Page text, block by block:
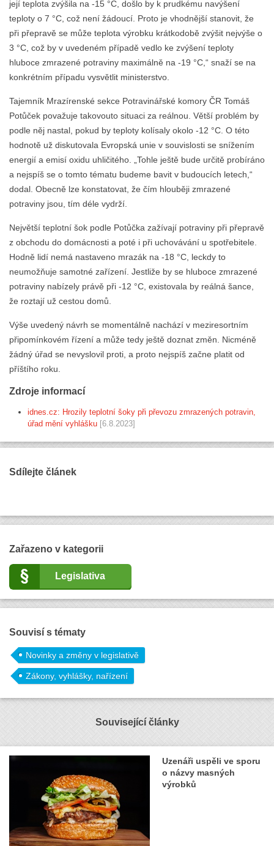
její teplota zvýšila na -15 °C, došlo by k prudkému navýšení
teploty o 7 °C, což není žádoucí. Proto je vhodnější stanovit, že
při přepravě se může teplota výrobku krátkodobě zvýšit nejvýše o
3 °C, což by v uvedeném případě vedlo ke zvýšení teploty
hluboce zmrazené potraviny maximálně na -19 °C,“ snaží se na
konkrétním případu vysvětlit ministerstvo.
Tajemník Mrazírenské sekce Potravinářské komory ČR Tomáš
Potůček považuje takovouto situaci za reálnou. Větší problém by
podle něj nastal, pokud by teploty kolísaly okolo -12 °C. O této
hodnotě už diskutovala Evropská unie v souvislosti se snížením
energií a emisí oxidu uhličitého. „Tohle ještě bude určitě probíráno
a nejspíš se o tomto tématu budeme bavit v budoucích letech,“
dodal. Obecně lze konstatovat, že čím hlouběji zmrazené
potraviny jsou, tím déle vydrží.
Největší teplotní šok podle Potůčka zažívají potraviny při přepravě
z obchodu do domácnosti a poté i při uchovávání u spotřebitele.
Hodně lidí nemá nastaveno mrazák na -18 °C, leckdy to
neumožňuje samotné zařízení. Jestliže by se hluboce zmrazené
potraviny nabízely právě při -12 °C, existovala by reálná šance,
že roztají už cestou domů.
Výše uvedený návrh se momentálně nachází v meziresortním
připomínkovém řízení a může tedy ještě doznat změn. Nicméně
žádný úřad se nevyslovil proti, a proto nejspíš začne platit od
příštího roku.
Zdroje informací
idnes.cz: Hrozily teplotní šoky při převozu zmrazených potravin,
úřad mění vyhlášku [6.8.2023]
Sdílejte článek
Zařazeno v kategorii
Legislativa
Souvisí s tématy
Novinky a změny v legislativě
Zákony, vyhlášky, nařízení
Související články
Uzenáři uspěli ve sporu
o názvy masných
výrobků